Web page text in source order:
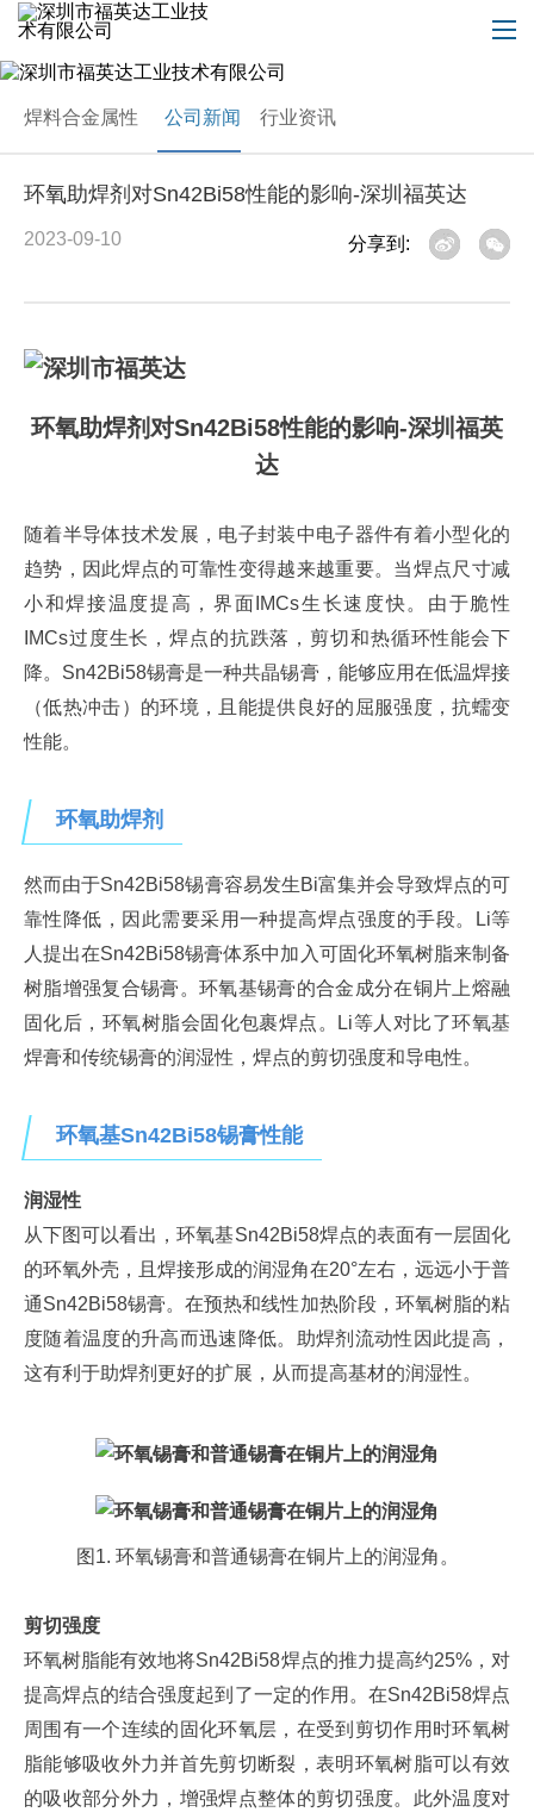
焊料合金属性 公司新闻 行业资讯
环氧助焊剂对Sn42Bi58性能的影响-深圳福英达
2023-09-10 分享到:
环氧助焊剂对Sn42Bi58性能的影响-深圳福英
达
随着半导体技术发展，电子封装中电子器件有着小型化的
趋势，因此焊点的可靠性变得越来越重要。当焊点尺寸减
小和焊接温度提高，界面IMCs生长速度快。由于脆性
IMCs过度生长，焊点的抗跌落，剪切和热循环性能会下
降。Sn42Bi58锡膏是一种共晶锡膏，能够应用在低温焊接
（低热冲击）的环境，且能提供良好的屈服强度，抗蠕变
性能。
环氧助焊剂
然而由于Sn42Bi58锡膏容易发生Bi富集并会导致焊点的可
靠性降低，因此需要采用一种提高焊点强度的手段。Li等
人提出在Sn42Bi58锡膏体系中加入可固化环氧树脂来制备
树脂增强复合锡膏。环氧基锡膏的合金成分在铜片上熔融
固化后，环氧树脂会固化包裹焊点。Li等人对比了环氧基
焊膏和传统锡膏的润湿性，焊点的剪切强度和导电性。
环氧基Sn42Bi58锡膏性能
润湿性
从下图可以看出，环氧基Sn42Bi58焊点的表面有一层固化
的环氧外壳，且焊接形成的润湿角在20°左右，远远小于普
通Sn42Bi58锡膏。在预热和线性加热阶段，环氧树脂的粘
度随着温度的升高而迅速降低。助焊剂流动性因此提高，
这有利于助焊剂更好的扩展，从而提高基材的润湿性。
图1. 环氧锡膏和普通锡膏在铜片上的润湿角。
剪切强度
环氧树脂能有效地将Sn42Bi58焊点的推力提高约25%，对
提高焊点的结合强度起到了一定的作用。在Sn42Bi58焊点
周围有一个连续的固化环氧层，在受到剪切作用时环氧树
脂能够吸收外力并首先剪切断裂，表明环氧树脂可以有效
的吸收部分外力，增强焊点整体的剪切强度。此外温度对